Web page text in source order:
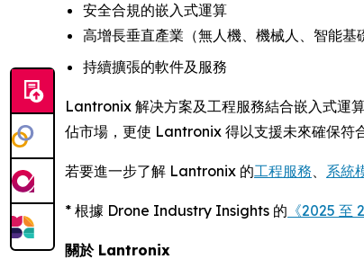
安全合規的嵌入式運算
高增長垂直產業（無人機、機械人、智能基
持續擴張的軟件及服務
Lantronix 解决方案及工程服務結合嵌入式運
佔市場，更使 Lantronix 得以支援未來確保符
若要進一步了解 Lantronix 的工程服務、 系統
* 根據 Drone Industry Insights 的 《2025 至
關於 Lantronix